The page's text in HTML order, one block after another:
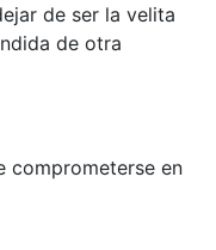
de ser la velita
de otra